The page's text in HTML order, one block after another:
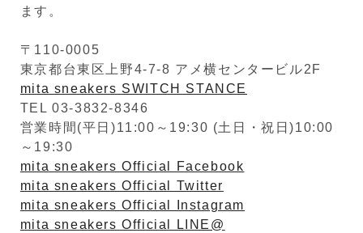
ます。
〒110-0005
東京都台東区上野4-7-8 アメ横センタービル2F
mita sneakers SWITCH STANCE
TEL 03-3832-8346
営業時間(平日)11:00～19:30 (土日・祝日)10:00
～19:30
mita sneakers Official Facebook
mita sneakers Official Twitter
mita sneakers Official Instagram
mita sneakers Official LINE@